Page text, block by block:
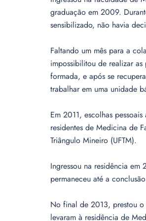
graduação em 2009.
sensibilizado, não havia
Faltando um mês para a
impossibilitou de realizar
formada, e após se
trabalhar em uma unidade
Em 2011, escolhas
residentes de Medicina de
Triângulo Mineiro (UFTM).
Ingressou na residência
permaneceu até a
No final de 2013, prestou o
levaram à residência de